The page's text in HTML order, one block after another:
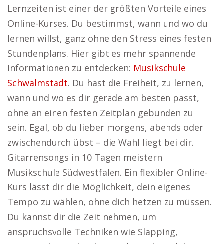
Lernzeiten ist einer der größten Vorteile eines
Online-Kurses. Du bestimmst, wann und wo du
lernen willst, ganz ohne den Stress eines festen
Stundenplans. Hier gibt es mehr spannende
Informationen zu entdecken: Musikschule
Schwalmstadt. Du hast die Freiheit, zu lernen,
wann und wo es dir gerade am besten passt,
ohne an einen festen Zeitplan gebunden zu
sein. Egal, ob du lieber morgens, abends oder
zwischendurch übst – die Wahl liegt bei dir.
Gitarrensongs in 10 Tagen meistern
Musikschule Südwestfalen. Ein flexibler Online-
Kurs lässt dir die Möglichkeit, dein eigenes
Tempo zu wählen, ohne dich hetzen zu müssen.
Du kannst dir die Zeit nehmen, um
anspruchsvolle Techniken wie Slapping,